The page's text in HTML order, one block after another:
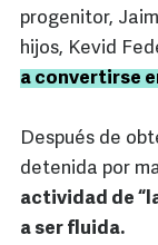
progenitor,
hijos, Kevid
a convertirse
Después de
detenida por
actividad de
a ser fluida.